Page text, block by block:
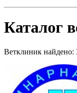
Каталог
Ветклиник найдено: